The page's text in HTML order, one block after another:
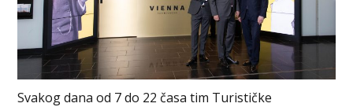
Svakog dana od 7 do 22 časa tim Turističke